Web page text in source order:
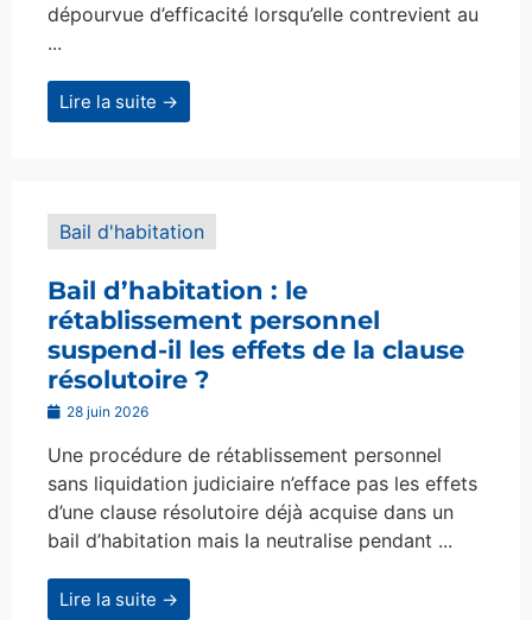
dépourvue d’efficacité lorsqu’elle contrevient au
...
Lire la suite →
Bail d'habitation
Bail d’habitation : le
rétablissement personnel
suspend-il les effets de la clause
résolutoire ?
28 juin 2026
Une procédure de rétablissement personnel
sans liquidation judiciaire n’efface pas les effets
d’une clause résolutoire déjà acquise dans un
bail d’habitation mais la neutralise pendant ...
Lire la suite →